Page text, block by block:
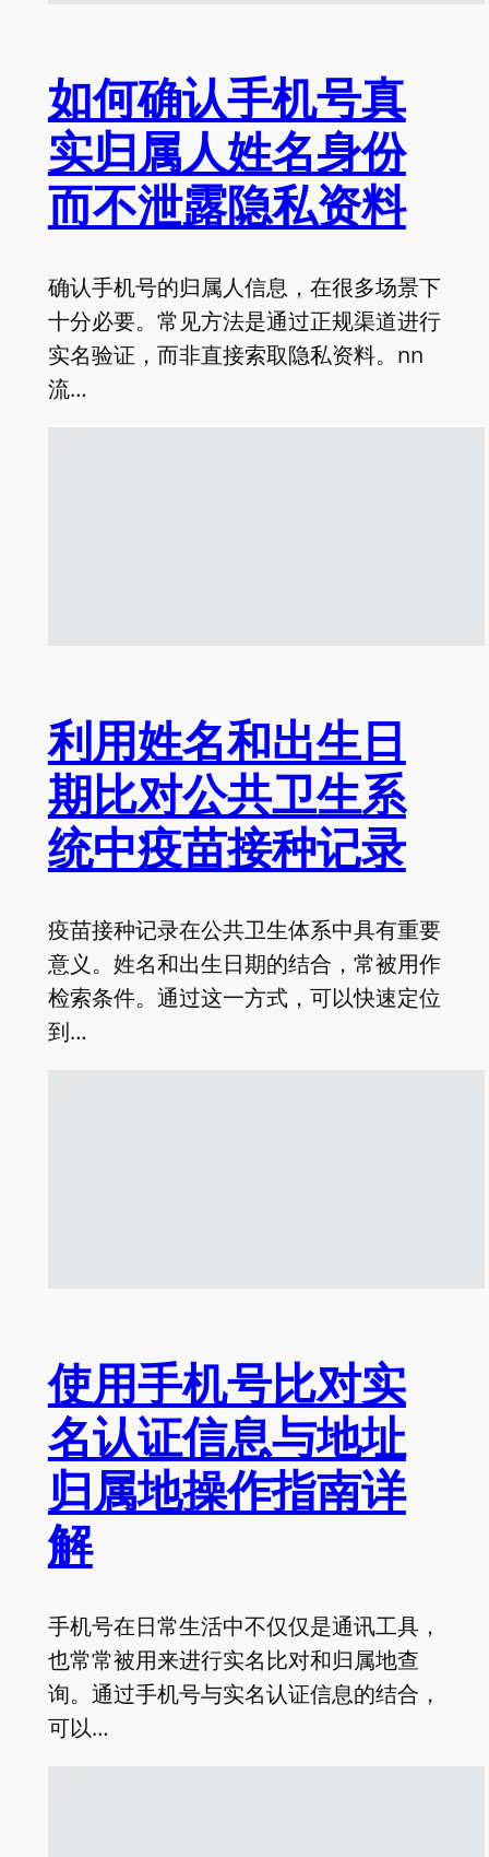
如何确认手机号真
实归属人姓名身份
而不泄露隐私资料
确认手机号的归属人信息，在很多场景下
十分必要。常见方法是通过正规渠道进行
实名验证，而非直接索取隐私资料。nn
流…
利用姓名和出生日
期比对公共卫生系
统中疫苗接种记录
疫苗接种记录在公共卫生体系中具有重要
意义。姓名和出生日期的结合，常被用作
检索条件。通过这一方式，可以快速定位
到…
使用手机号比对实
名认证信息与地址
归属地操作指南详
解
手机号在日常生活中不仅仅是通讯工具，
也常常被用来进行实名比对和归属地查
询。通过手机号与实名认证信息的结合，
可以…